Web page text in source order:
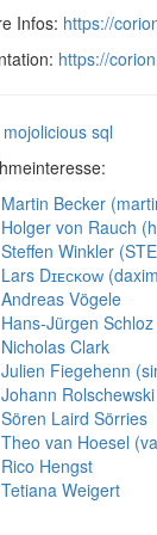
Infos: https://
https://
mojolicious sql
Martin Becker
Holger von Rauch
Steffen Winkler
Lars Dɪᴇᴄᴋᴏᴡ
Andreas Vögele
Hans-Jürgen Schloz
Nicholas Clark
Julien Fiegehenn
Johann
Sören Laird Sörries
Theo van Hoesel
Rico Hengst
Tetiana Weigert